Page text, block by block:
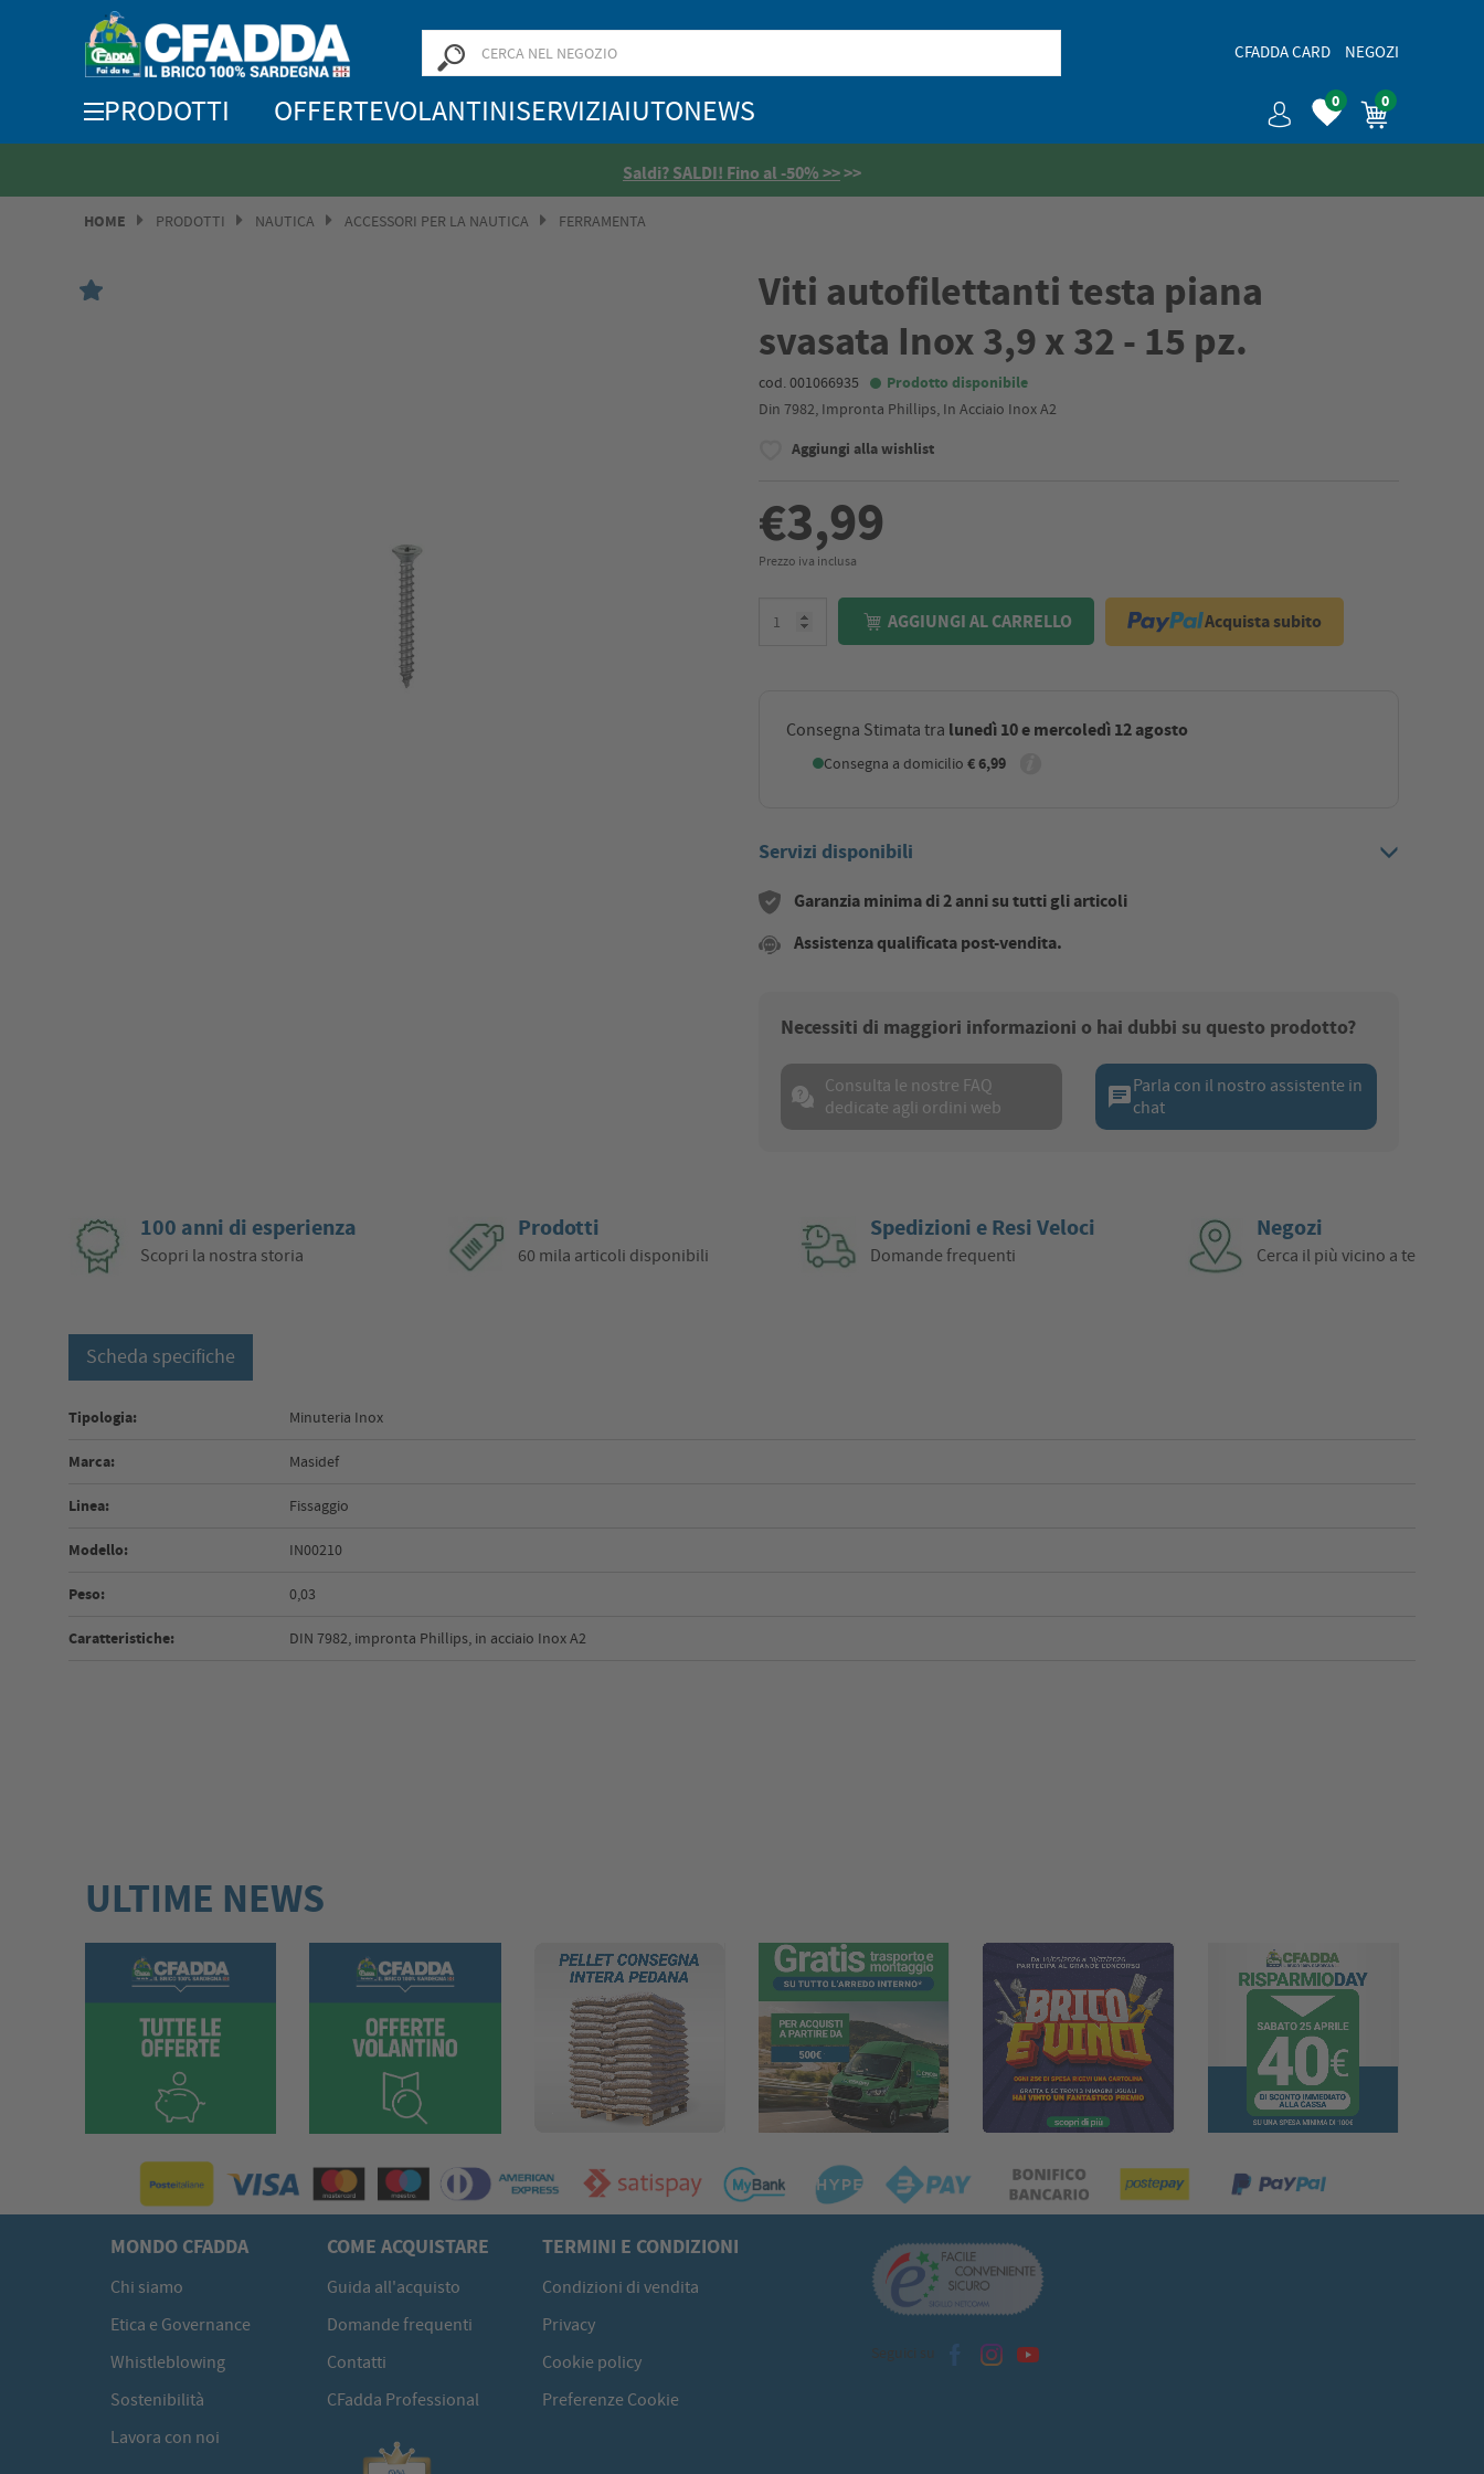
CFADDA CARD NEGOZI
0 0
PRODOTTI OFFERTEVOLANTINISERVIZIAIUTONEWS
Saldi? SALDI! Fino al -50% >>>>
HOME PRODOTTI NAUTICA ACCESSORI PER LA NAUTICA FERRAMENTA
Viti autofilettanti testa piana
svasata Inox 3,9 x 32 - 15 pz.
cod. 001066935 Prodotto disponibile
Din 7982, Impronta Phillips, In Acciaio Inox A2
Aggiungi alla wishlist
€3,99
Prezzo iva inclusa
AGGIUNGI AL CARRELLO Acquista subito
Consegna Stimata tra lunedì 10 e mercoledì 12 agosto
Consegna a domicilio € 6,99
Servizi disponibili
Garanzia minima di 2 anni su tutti gli articoli
Assistenza qualificata post-vendita.
Necessiti di maggiori informazioni o hai dubbi su questo prodotto?
Consulta le nostre FAQ
dedicate agli ordini web
chatParla con il nostro assistente in
chat
100 anni di esperienza
Scopri la nostra storia
Prodotti
60 mila articoli disponibili
Spedizioni e Resi Veloci
Domande frequenti
Negozi
Cerca il più vicino a te
Scheda specifiche
Tipologia: Minuteria Inox
Marca: Masidef
Linea: Fissaggio
Modello: IN00210
Peso: 0,03
Caratteristiche: DIN 7982, impronta Phillips, in acciaio Inox A2
ULTIME NEWS
MONDO CFADDA
Chi siamo
Etica e Governance
Whistleblowing
Sostenibilità
Lavora con noi
COME ACQUISTARE
Guida all'acquisto
Domande frequenti
Contatti
CFadda Professional
TERMINI E CONDIZIONI
Condizioni di vendita
Privacy
Cookie policy
Preferenze Cookie
Seguici su